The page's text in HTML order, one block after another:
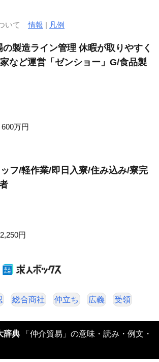
ついて情報 | 凡例
製造ライン管理 休暇が取りやすく
など運営「ゼンショー」G/食品製
万円
フ/軽作業/即日入寮/住み込み/寮完
円
総合商社 仲立ち 広義 受領
辞典 「仲介貿易」の意味・読み・例文・